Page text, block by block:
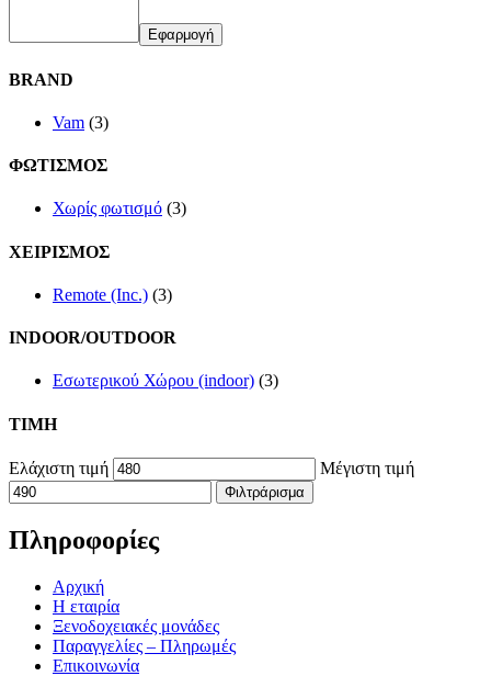
Εφαρμογή
BRAND
Vam (3)
ΦΩΤΙΣΜΟΣ
Χωρίς φωτισμό (3)
ΧΕΙΡΙΣΜΟΣ
Remote (Inc.) (3)
INDOOR/OUTDOOR
Εσωτερικού Χώρου (indoor) (3)
TIMH
Ελάχιστη τιμή Μέγιστη τιμή
Φιλτράρισμα
Πληροφορίες
Αρχική
Η εταιρία
Ξενοδοχειακές μονάδες
Παραγγελίες – Πληρωμές
Επικοινωνία